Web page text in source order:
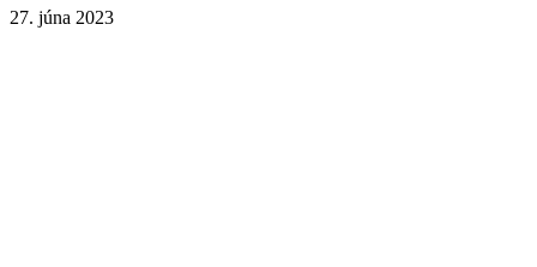
27. júna 2023